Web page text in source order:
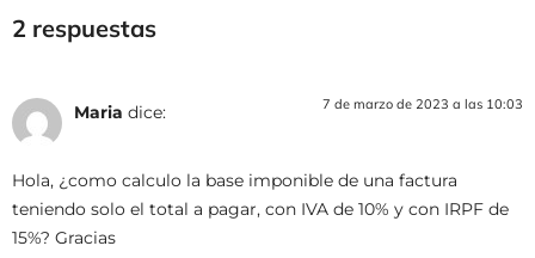
2 respuestas
Maria dice: 7 de marzo de 2023 a las 10:03
Hola, ¿como calculo la base imponible de una factura
teniendo solo el total a pagar, con IVA de 10% y con IRPF de
15%? Gracias